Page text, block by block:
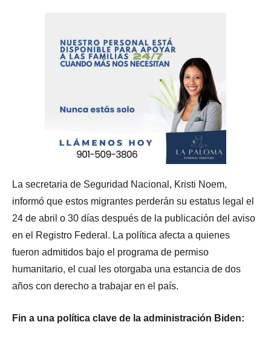
La secretaria de Seguridad Nacional, Kristi Noem,
informó que estos migrantes perderán su estatus legal el
24 de abril o 30 días después de la publicación del aviso
en el Registro Federal. La política afecta a quienes
fueron admitidos bajo el programa de permiso
humanitario, el cual les otorgaba una estancia de dos
años con derecho a trabajar en el país.
Fin a una política clave de la administración Biden: